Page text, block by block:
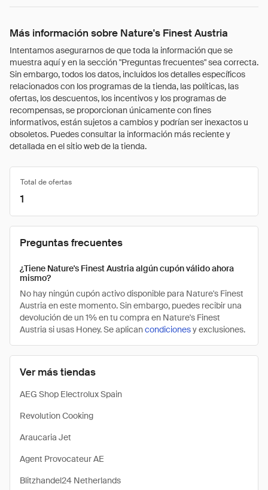
Más información sobre Nature's Finest Austria
Intentamos asegurarnos de que toda la información que se
muestra aquí y en la sección "Preguntas frecuentes" sea correcta.
Sin embargo, todos los datos, incluidos los detalles específicos
relacionados con los programas de la tienda, las políticas, las
ofertas, los descuentos, los incentivos y los programas de
recompensas, se proporcionan únicamente con fines
informativos, están sujetos a cambios y podrían ser inexactos u
obsoletos. Puedes consultar la información más reciente y
detallada en el sitio web de la tienda.
Ver más tiendas
AEG Shop Electrolux Spain
Revolution Cooking
Araucaria Jet
Agent Provocateur AE
Blitzhandel24 Netherlands
Total de ofertas
1
Preguntas frecuentes
¿Tiene Nature's Finest Austria algún cupón válido ahora
mismo?
No hay ningún cupón activo disponible para Nature's Finest
Austria en este momento. Sin embargo, puedes recibir una
devolución de un 1% en tu compra en Nature's Finest
Austria si usas Honey. Se aplicancondicionesy exclusiones.